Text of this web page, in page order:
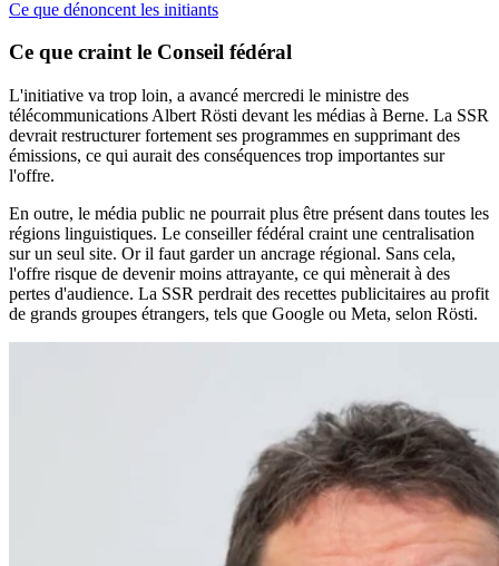
Ce que dénoncent les initiants
Ce que craint le Conseil fédéral
L'initiative va trop loin, a avancé mercredi le ministre des
télécommunications Albert Rösti devant les médias à Berne. La SSR
devrait restructurer fortement ses programmes en supprimant des
émissions, ce qui aurait des conséquences trop importantes sur
l'offre.
En outre, le média public ne pourrait plus être présent dans toutes les
régions linguistiques. Le conseiller fédéral craint une centralisation
sur un seul site. Or il faut garder un ancrage régional. Sans cela,
l'offre risque de devenir moins attrayante, ce qui mènerait à des
pertes d'audience. La SSR perdrait des recettes publicitaires au profit
de grands groupes étrangers, tels que Google ou Meta, selon Rösti.